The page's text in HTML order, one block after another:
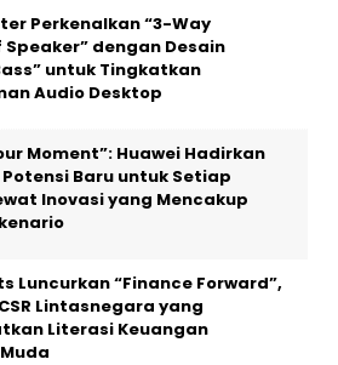
Perkenalkan “3-Way
Speaker” dengan Desain
untuk Tingkatkan
Audio Desktop
Moment”: Huawei Hadirkan
Baru untuk Setiap
Inovasi yang Mencakup
Luncurkan “Finance Forward”,
Lintasnegara yang
Literasi Keuangan